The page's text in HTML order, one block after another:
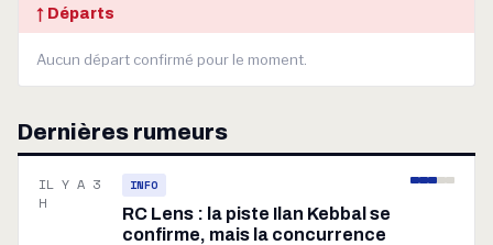
↑ Départs
Aucun départ confirmé pour le moment.
Dernières rumeurs
IL Y A 3
H
INFO
RC Lens : la piste Ilan Kebbal se
confirme, mais la concurrence